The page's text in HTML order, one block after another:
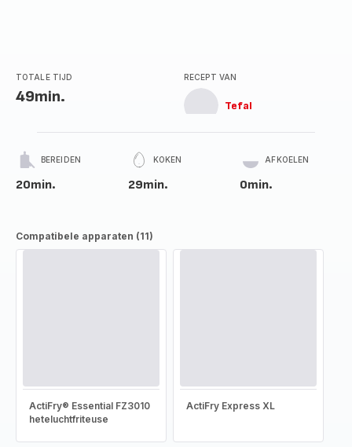
TOTALE TIJD
49min.
RECEPT VAN
Tefal
BEREIDEN
20min.
KOKEN
29min.
AFKOELEN
0min.
Compatibele apparaten (11)
ActiFry® Essential FZ3010
heteluchtfriteuse
ActiFry Express XL